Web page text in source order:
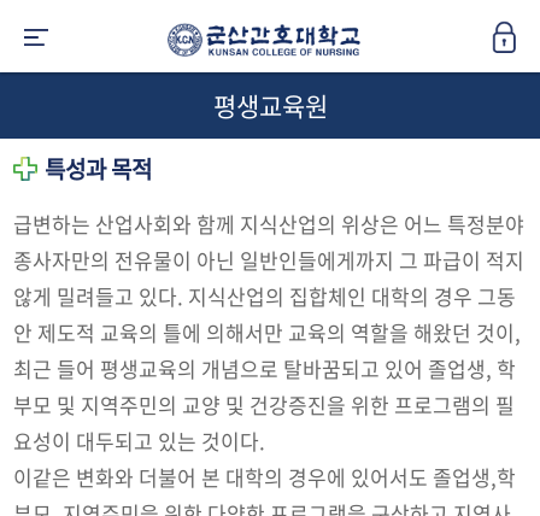
평생교육원
특성과 목적
급변하는 산업사회와 함께 지식산업의 위상은 어느 특정분야
종사자만의 전유물이 아닌 일반인들에게까지 그 파급이 적지
않게 밀려들고 있다. 지식산업의 집합체인 대학의 경우 그동
안 제도적 교육의 틀에 의해서만 교육의 역할을 해왔던 것이,
최근 들어 평생교육의 개념으로 탈바꿈되고 있어 졸업생, 학
부모 및 지역주민의 교양 및 건강증진을 위한 프로그램의 필
요성이 대두되고 있는 것이다.
이같은 변화와 더불어 본 대학의 경우에 있어서도 졸업생,학